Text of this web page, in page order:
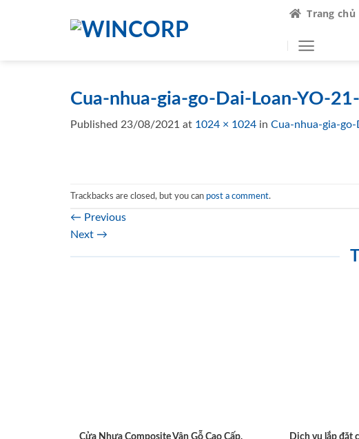
Trang chủ
Cua-nhua-gia-go-Dai-Loan-YO-
Published 23/08/2021 at 1024 × 1024 in Cua-nhua-gia-
Trackbacks are closed, but you can post a comment.
← Previous
Next →
Cửa Nhựa Composite Vân Gỗ Cao Cấp,
Dịch vụ lắp đặt